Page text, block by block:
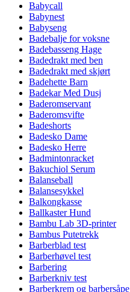
Babycall
Babynest
Babyseng
Badebalje for voksne
Badebasseng Hage
Badedrakt med ben
Badedrakt med skjørt
Badehette Barn
Badekar Med Dusj
Baderomservant
Baderomsvifte
Badeshorts
Badesko Dame
Badesko Herre
Badmintonracket
Bakuchiol Serum
Balanseball
Balansesykkel
Balkongkasse
Ballkaster Hund
Bambu Lab 3D-printer
Bambus Putetrekk
Barberblad test
Barberhøvel test
Barbering
Barberkniv test
Barberkrem og barbersåpe